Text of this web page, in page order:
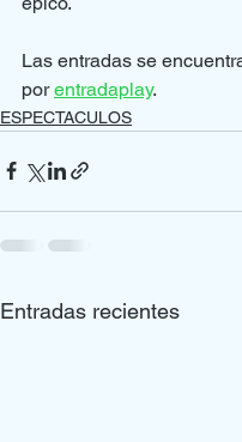
Las entradas se
por entradaplay.
ESPECTACULOS
Entradas recientes